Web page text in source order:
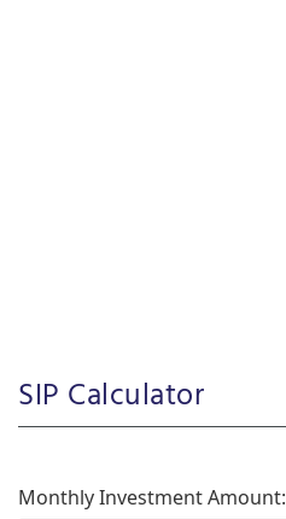
SIP Calculator
Monthly Investment Amount: